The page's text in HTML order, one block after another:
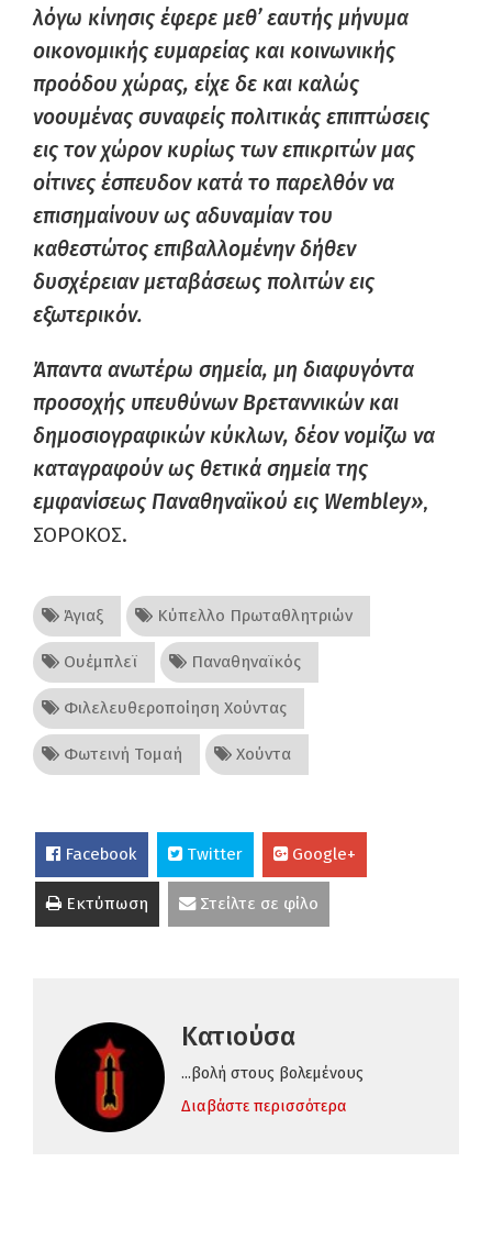
λόγω κίνησις έφερε μεθ’ εαυτής μήνυμα
οικονομικής ευμαρείας και κοινωνικής
προόδου χώρας, είχε δε και καλώς
νοουμένας συναφείς πολιτικάς επιπτώσεις
εις τον χώρον κυρίως των επικριτών μας
οίτινες έσπευδον κατά το παρελθόν να
επισημαίνουν ως αδυναμίαν του
καθεστώτος επιβαλλομένην δήθεν
δυσχέρειαν μεταβάσεως πολιτών εις
εξωτερικόν.
Άπαντα ανωτέρω σημεία, μη διαφυγόντα
προσοχής υπευθύνων Βρεταννικών και
δημοσιογραφικών κύκλων, δέον νομίζω να
καταγραφούν ως θετικά σημεία της
εμφανίσεως Παναθηναϊκού εις Wembley»,
ΣΟΡΟΚΟΣ.
Άγιαξ Κύπελλο Πρωταθλητριών
Ουέμπλεϊ Παναθηναϊκός
Φιλελευθεροποίηση Χούντας
Φωτεινή Τομαή Χούντα
Facebook Twitter Google+
Εκτύπωση Στείλτε σε φίλο
Κατιούσα
...βολή στους βολεμένους
Διαβάστε περισσότερα